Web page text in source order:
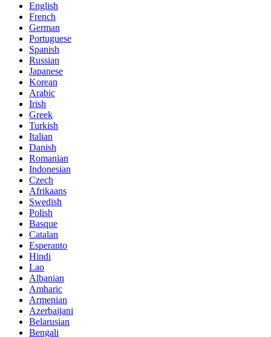
English
French
German
Portuguese
Spanish
Russian
Japanese
Korean
Arabic
Irish
Greek
Turkish
Italian
Danish
Romanian
Indonesian
Czech
Afrikaans
Swedish
Polish
Basque
Catalan
Esperanto
Hindi
Lao
Albanian
Amharic
Armenian
Azerbaijani
Belarusian
Bengali